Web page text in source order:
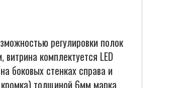
регулировки полок
комплектуется LED
боковых стенках справа и
толщиной 6мм марка